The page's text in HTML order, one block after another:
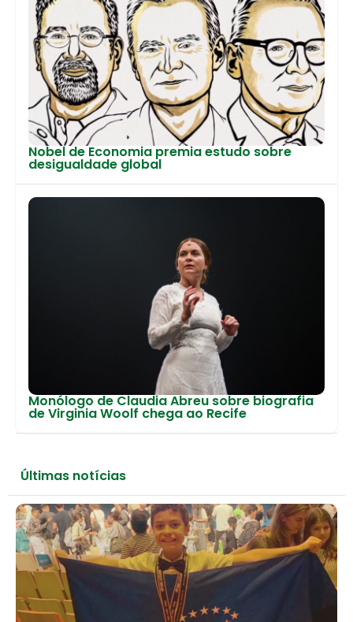
Nobel de Economia premia estudo sobre
desigualdade global
Monólogo de Claudia Abreu sobre biografia
de Virginia Woolf chega ao Recife
Últimas notícias